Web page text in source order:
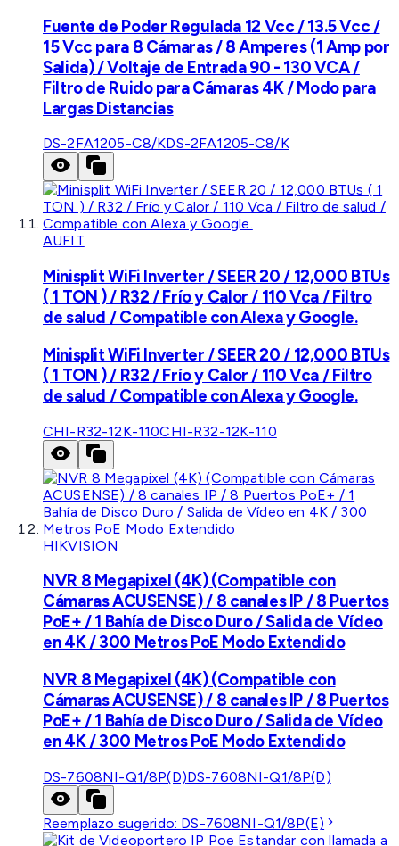
Fuente de Poder Regulada 12 Vcc / 13.5 Vcc /
15 Vcc para 8 Cámaras / 8 Amperes (1 Amp por
Salida) / Voltaje de Entrada 90 - 130 VCA /
Filtro de Ruido para Cámaras 4K / Modo para
Largas Distancias
DS-2FA1205-C8/KDS-2FA1205-C8/K
AUFIT
Minisplit WiFi Inverter / SEER 20 / 12,000 BTUs
( 1 TON ) / R32 / Frío y Calor / 110 Vca / Filtro
de salud / Compatible con Alexa y Google.
Minisplit WiFi Inverter / SEER 20 / 12,000 BTUs
( 1 TON ) / R32 / Frío y Calor / 110 Vca / Filtro
de salud / Compatible con Alexa y Google.
CHI-R32-12K-110CHI-R32-12K-110
HIKVISION
NVR 8 Megapixel (4K) (Compatible con
Cámaras ACUSENSE) / 8 canales IP / 8 Puertos
PoE+ / 1 Bahía de Disco Duro / Salida de Vídeo
en 4K / 300 Metros PoE Modo Extendido
NVR 8 Megapixel (4K) (Compatible con
Cámaras ACUSENSE) / 8 canales IP / 8 Puertos
PoE+ / 1 Bahía de Disco Duro / Salida de Vídeo
en 4K / 300 Metros PoE Modo Extendido
DS-7608NI-Q1/8P(D)DS-7608NI-Q1/8P(D)
Reemplazo sugerido: DS-7608NI-Q1/8P(E)